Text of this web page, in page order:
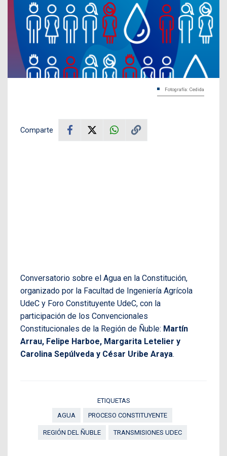
Fotografía: Cedida
Comparte
Conversatorio sobre el Agua en la Constitución,
organizado por la Facultad de Ingeniería Agrícola
UdeC y Foro Constituyente UdeC, con la
participación de los Convencionales
Constitucionales de la Región de Ñuble: Martín
Arrau, Felipe Harboe, Margarita Letelier y
Carolina Sepúlveda y César Uribe Araya.
ETIQUETAS
AGUA
PROCESO CONSTITUYENTE
REGIÓN DEL ÑUBLE TRANSMISIONES UDEC